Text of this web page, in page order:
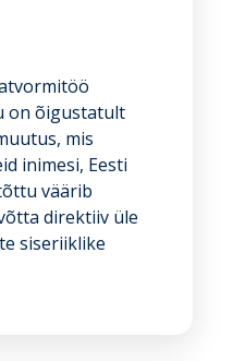
on õigustatult
mis
inimesi, Eesti
väärib
direktiiv üle
siseriiklike